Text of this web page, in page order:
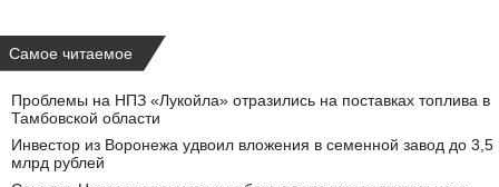
Самое читаемое
Проблемы на НПЗ «Лукойла» отразились на поставках топлива в
Тамбовской области
Инвестор из Воронежа удвоил вложения в семенной завод до 3,5
млрд рублей